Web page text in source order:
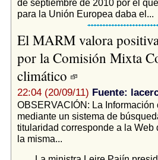
de septiembre de 2010 por el
para la Unión Europea daba el...
El MARM valora
por la Comisión Mixta
climático
22:04 (20/09/11) Fuente:
OBSERVACIÓN: La
mediante un sistema de
titularidad corresponde a la
la misma...